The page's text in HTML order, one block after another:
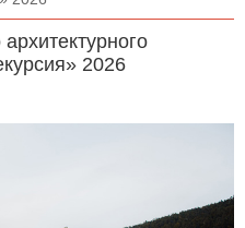
2026